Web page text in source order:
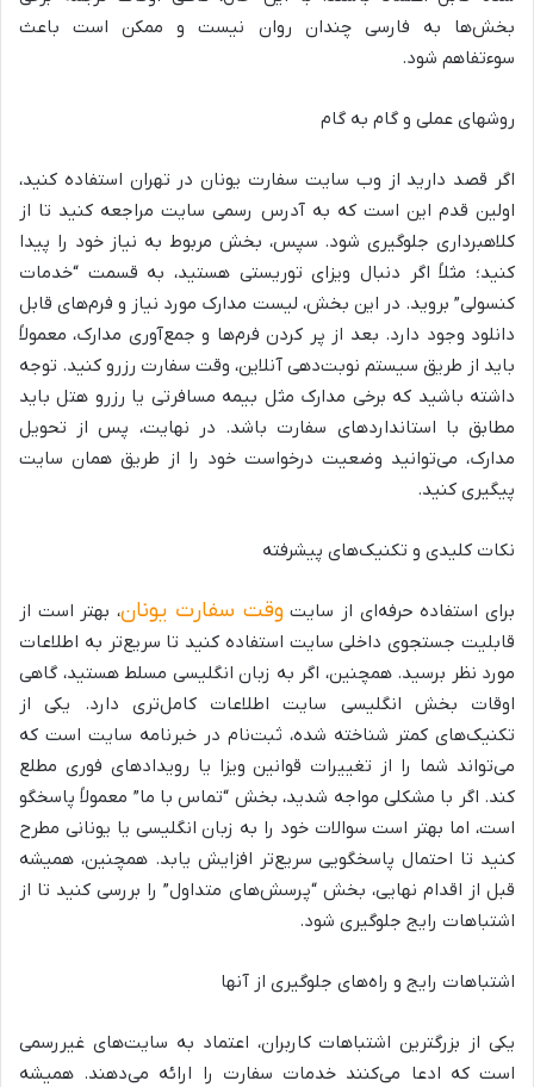
بخش‌ها به فارسی چندان روان نیست و ممکن است باعث
سوءتفاهم شود.
روشهای عملی و گام به گام
اگر قصد دارید از وب سایت سفارت یونان در تهران استفاده کنید،
اولین قدم این است که به آدرس رسمی سایت مراجعه کنید تا از
کلاهبرداری جلوگیری شود. سپس، بخش مربوط به نیاز خود را پیدا
کنید؛ مثلاً اگر دنبال ویزای توریستی هستید، به قسمت “خدمات
کنسولی” بروید. در این بخش، لیست مدارک مورد نیاز و فرم‌های قابل
دانلود وجود دارد. بعد از پر کردن فرم‌ها و جمع‌آوری مدارک، معمولاً
باید از طریق سیستم نوبت‌دهی آنلاین، وقت سفارت رزرو کنید. توجه
داشته باشید که برخی مدارک مثل بیمه مسافرتی یا رزرو هتل باید
مطابق با استانداردهای سفارت باشد. در نهایت، پس از تحویل
مدارک، می‌توانید وضعیت درخواست خود را از طریق همان سایت
پیگیری کنید.
نکات کلیدی و تکنیک‌های پیشرفته
برای استفاده حرفه‌ای از سایتوقت سفارت یونان، بهتر است از
قابلیت جستجوی داخلی سایت استفاده کنید تا سریع‌تر به اطلاعات
مورد نظر برسید. همچنین، اگر به زبان انگلیسی مسلط هستید، گاهی
اوقات بخش انگلیسی سایت اطلاعات کامل‌تری دارد. یکی از
تکنیک‌های کمتر شناخته شده، ثبت‌نام در خبرنامه سایت است که
می‌تواند شما را از تغییرات قوانین ویزا یا رویدادهای فوری مطلع
کند. اگر با مشکلی مواجه شدید، بخش “تماس با ما” معمولاً پاسخگو
است، اما بهتر است سوالات خود را به زبان انگلیسی یا یونانی مطرح
کنید تا احتمال پاسخگویی سریع‌تر افزایش یابد. همچنین، همیشه
قبل از اقدام نهایی، بخش “پرسش‌های متداول” را بررسی کنید تا از
اشتباهات رایج جلوگیری شود.
اشتباهات رایج و راه‌های جلوگیری از آنها
یکی از بزرگترین اشتباهات کاربران، اعتماد به سایت‌های غیررسمی
است که ادعا می‌کنند خدمات سفارت را ارائه می‌دهند. همیشه